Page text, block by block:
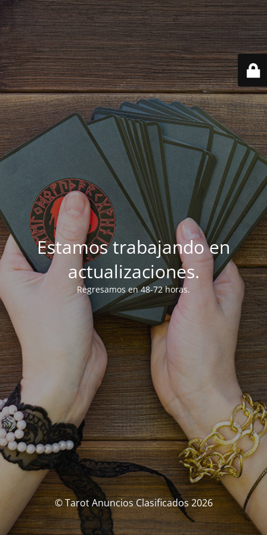
Estamos trabajando en
actualizaciones.
Regresamos en 48-72 horas.
© Tarot Anuncios Clasificados 2026